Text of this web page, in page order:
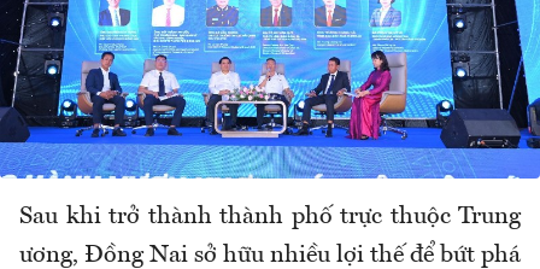
Sau khi trở thành thành phố trực thuộc Trung
ương, Đồng Nai sở hữu nhiều lợi thế để bứt phá